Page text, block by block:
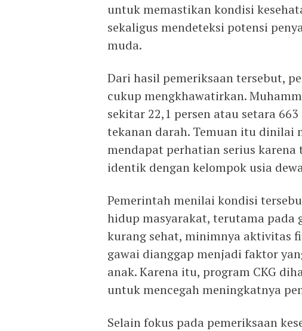
untuk memastikan kondisi
sekaligus mendeteksi potensi
muda.
Dari hasil pemeriksaan tersebut,
cukup mengkhawatirkan.
sekitar 22,1 persen atau setara
tekanan darah. Temuan itu dinilai
mendapat perhatian serius
identik dengan kelompok usia
Pemerintah menilai kondisi
hidup masyarakat, terutama pada
kurang sehat, minimnya aktivitas
gawai dianggap menjadi faktor
anak. Karena itu, program CKG
untuk mencegah meningkatnya
Selain fokus pada pemeriksaan